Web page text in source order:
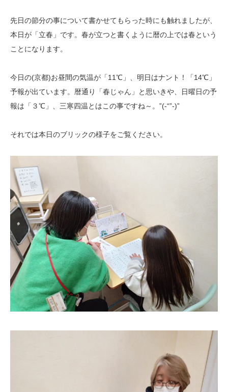
先日の節分の事について書かせてもらった時にも触れましたが、
本日が「立春」です。春が立つと書くように暦の上では春という
ことになります。
今日の(京都)お昼間の気温が「11℃」、明日はナント！「14℃」
予報が出ています。暦通り「春じゃん」と思いきや、日曜日の予
報は「３℃」、三寒四温とはこの事ですね～。”(-“”-)”
それでは本日のブリックの様子をご覧ください。